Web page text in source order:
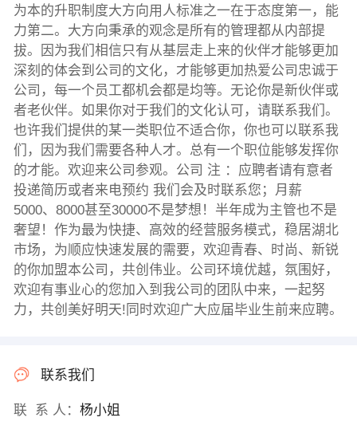
为本的升职制度大方向用人标准之一在于态度第一，能
力第二。大方向秉承的观念是所有的管理都从内部提
拔。因为我们相信只有从基层走上来的伙伴才能够更加
深刻的体会到公司的文化，才能够更加热爱公司忠诚于
公司，每一个员工都机会都是均等。无论你是新伙伴或
者老伙伴。如果你对于我们的文化认可，请联系我们。
也许我们提供的某一类职位不适合你，你也可以联系我
们，因为我们需要各种人才。总有一个职位能够发挥你
的才能。欢迎来公司参观。公司 注 ：应聘者请有意者
投递简历或者来电预约 我们会及时联系您；月薪
5000、8000甚至30000不是梦想！半年成为主管也不是
奢望！作为最为快捷、高效的经营服务模式，稳居湖北
市场，为顺应快速发展的需要，欢迎青春、时尚、新锐
的你加盟本公司，共创伟业。公司环境优越，氛围好，
欢迎有事业心的您加入到我公司的团队中来，一起努
力，共创美好明天!同时欢迎广大应届毕业生前来应聘。
联系我们
联 系 人： 杨小姐